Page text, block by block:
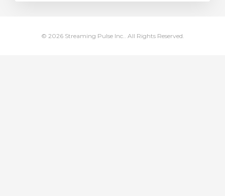
© 2026 Streaming Pulse Inc.. All Rights Reserved.